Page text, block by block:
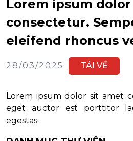
Lorem ipsum
consectetur.
eleifend rhoncus
28/03/2025 TẢI VỀ
Lorem ipsum dolor sit amet
eget auctor est porttitor
egestas